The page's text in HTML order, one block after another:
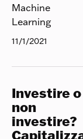
Machine
Learning
11/1/2021
Investire o
non
investire?